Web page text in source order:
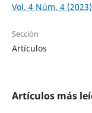
Vol. 4 Núm. 4
Sección
Artículos
Artículos más